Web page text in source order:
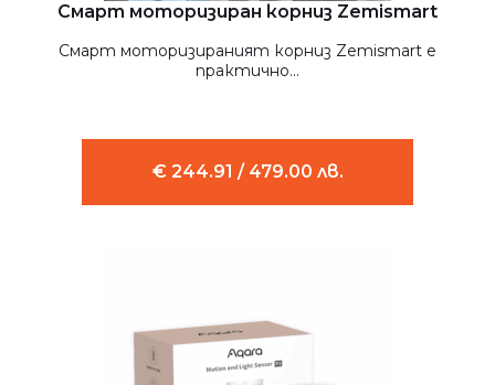
Смарт моторизиран корниз Zemismart
Смарт моторизираният корниз Zemismart е
практично...
€ 244.91 / 479.00 лв.